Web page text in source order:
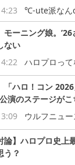
℃-ute派なん
モーニング娘。
ない
ハロプロって
「ハロ！コン
演のステージがこ
ウルフニュー
論】ハロプロ史上
う？